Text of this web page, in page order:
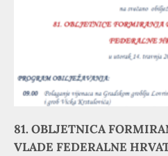
81. OBLJETNICA
VLADE FEDERALNE